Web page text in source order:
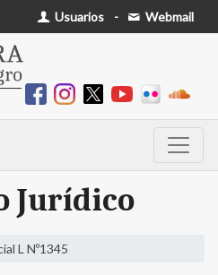
Usuarios - Webmail
Jurídico
L Nº1345